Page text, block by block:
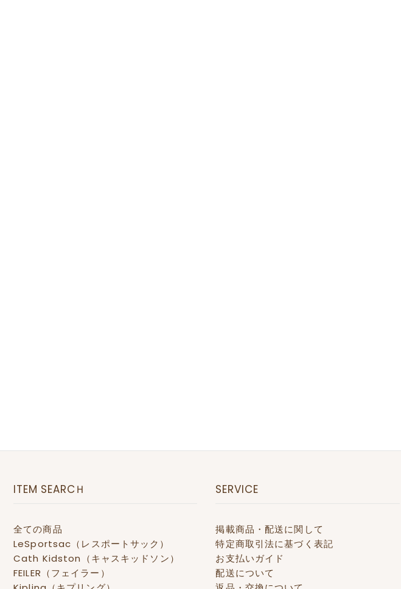
ITEM SEARCＨ
全ての商品
LeSportsac（レスポートサック）
Cath Kidston（キャスキッドソン）
FEILER（フェイラー）
SERVICE
掲載商品・配送に関して
特定商取引法に基づく表記
お支払いガイド
配送について